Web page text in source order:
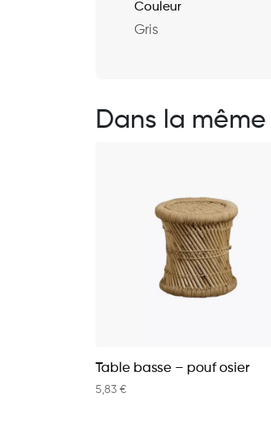
Couleur
Gris
Dans la
Table basse – pouf osier
5,83 €